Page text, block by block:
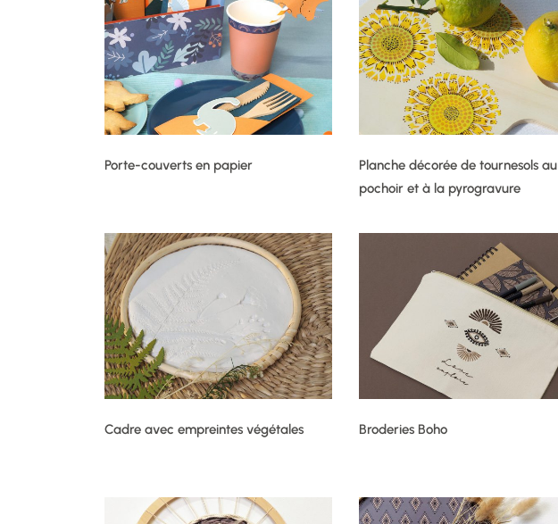
Porte-couverts en papier
Planche décorée de tournesols au
pochoir et à la pyrogravure
Cadre avec empreintes végétales Broderies Boho